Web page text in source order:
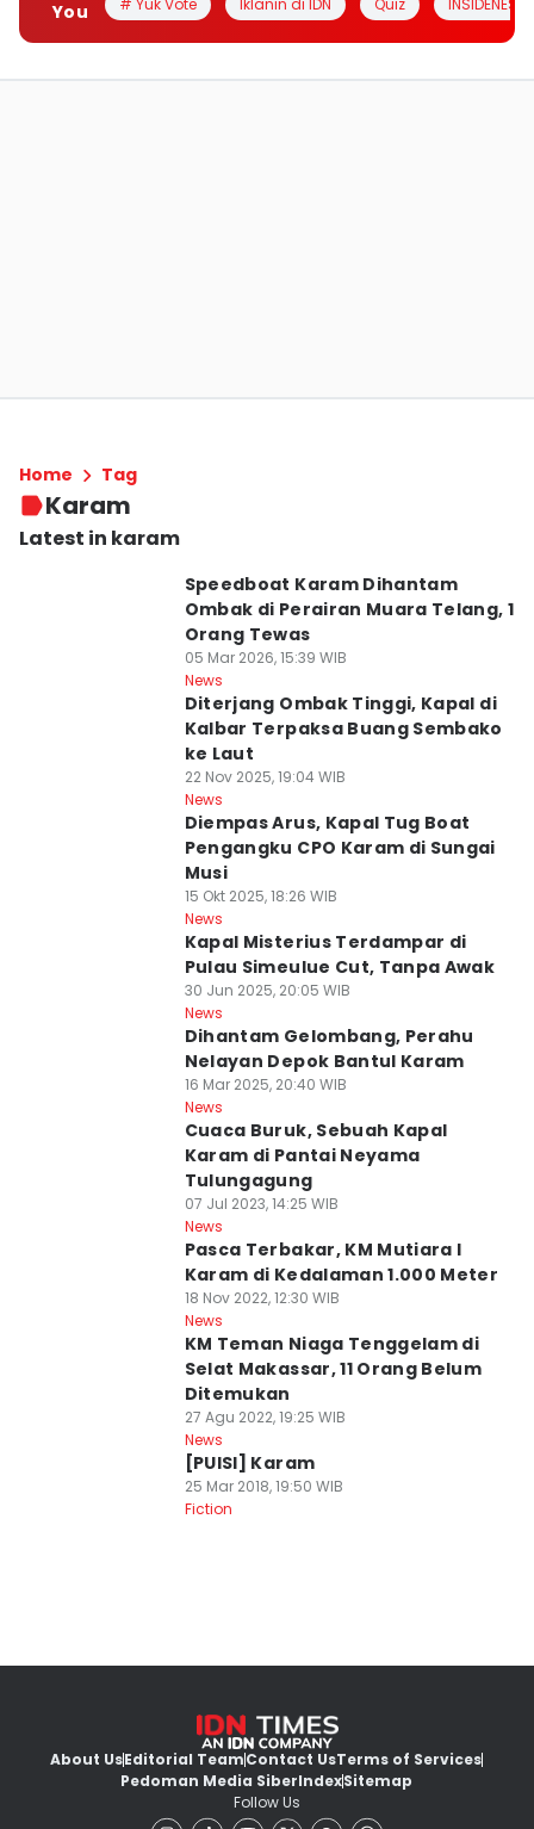
You
# Yuk Vote Iklanin di IDN Quiz INSIDENESIA
Home Tag
Karam
Latest in karam
Speedboat Karam Dihantam
Ombak di Perairan Muara Telang, 1
Orang Tewas
05 Mar 2026, 15:39 WIB
News
Diterjang Ombak Tinggi, Kapal di
Kalbar Terpaksa Buang Sembako
ke Laut
22 Nov 2025, 19:04 WIB
News
Diempas Arus, Kapal Tug Boat
Pengangku CPO Karam di Sungai
Musi
15 Okt 2025, 18:26 WIB
News
Kapal Misterius Terdampar di
Pulau Simeulue Cut, Tanpa Awak
30 Jun 2025, 20:05 WIB
News
Dihantam Gelombang, Perahu
Nelayan Depok Bantul Karam
16 Mar 2025, 20:40 WIB
News
Cuaca Buruk, Sebuah Kapal
Karam di Pantai Neyama
Tulungagung
07 Jul 2023, 14:25 WIB
News
Pasca Terbakar, KM Mutiara I
Karam di Kedalaman 1.000 Meter
18 Nov 2022, 12:30 WIB
News
KM Teman Niaga Tenggelam di
Selat Makassar, 11 Orang Belum
Ditemukan
27 Agu 2022, 19:25 WIB
News
[PUISI] Karam
25 Mar 2018, 19:50 WIB
Fiction
About UsEditorial TeamContact UsTerms of Services
Pedoman Media SiberIndexSitemap
Follow Us